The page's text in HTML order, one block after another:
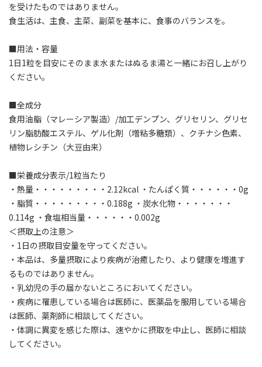
を受けたものではありません。
食生活は、主食、主菜、副菜を基本に、食事のバランスを。
■用法・容量
1日1粒を目安にそのまま水またはぬるま湯と一緒にお召し上がり
ください。
■全成分
食用油脂（マレーシア製造）/加工デンプン、グリセリン、グリセ
リン脂肪酸エステル、ゲル化剤（増粘多糖類）、クチナシ色素、
植物レシチン（大豆由来）
■栄養成分表示/1粒当たり
・熱量・・・・・・・・・2.12kcal ・たんぱく質・・・・・・0g
・脂質・・・・・・・・・0.188g ・炭水化物・・・・・・・
0.114g ・食塩相当量・・・・・・0.002g
＜摂取上の注意＞
・1日の摂取目安量を守ってください。
・本品は、多量摂取により疾病が治癒したり、より健康を増進す
るものではありません。
・乳幼児の手の届かないところにおいてください。
・疾病に罹患している場合は医師に、医薬品を服用している場合
は医師、薬剤師に相談してください。
・体調に異変を感じた際は、速やかに摂取を中止し、医師に相談
してください。